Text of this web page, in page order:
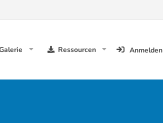
Ressourcen Anmelden